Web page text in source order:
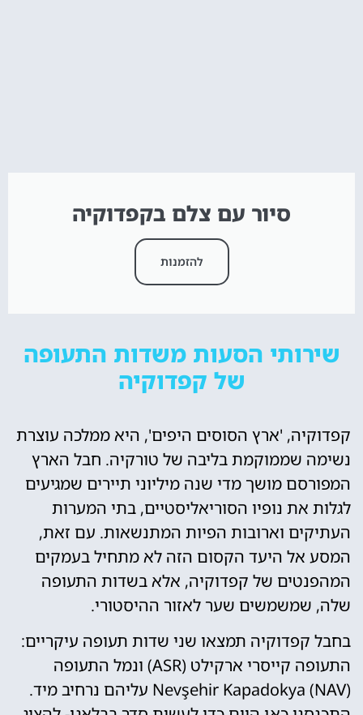
סיור עם צלם בקפדוקיה
להזמנות
שירותי הסעות משדות התעופה
של קפדוקיה
קפדוקיה, 'ארץ הסוסים היפים', היא ממלכה עוצרת
נשימה שממוקמת בליבה של טורקיה. חבל הארץ
המפורסם מושך מדי שנה מיליוני תיירים שמגיעים
לגלות את נופיו הסוריאליסטיים, בתי המערות
העתיקים וארובות הפיות המתנשאות. עם זאת,
המסע אל היעד הקסום הזה לא מתחיל בעמקים
המהפנטים של קפדוקיה, אלא בשדות התעופה
שלה, שמשמשים שער לאזור ההיסטורי.
בחבל קפדוקיה תמצאו שני שדות תעופה עיקריים:
התעופה קייסרי ארקילט (ASR) ונמל התעופה
Nevşehir Kapadokya (NAV) עליהם נרחיב מיד.